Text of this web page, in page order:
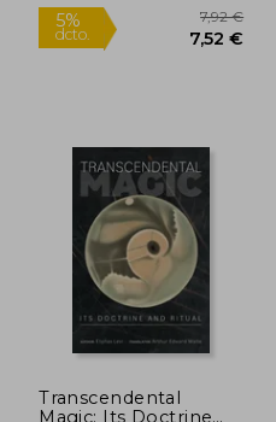
12,91 €
Transcendental
Magic: Its Doctrine